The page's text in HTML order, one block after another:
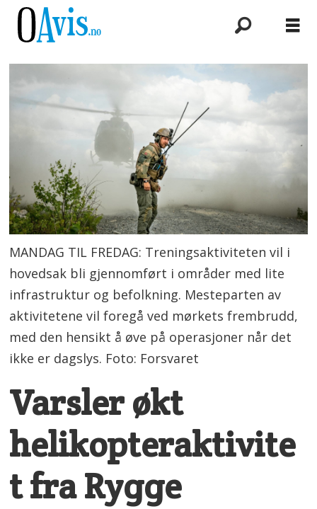
MANDAG TIL FREDAG: Treningsaktiviteten vil i
hovedsak bli gjennomført i områder med lite
infrastruktur og befolkning. Mesteparten av
aktivitetene vil foregå ved mørkets frembrudd,
med den hensikt å øve på operasjoner når det
ikke er dagslys. Foto: Forsvaret
Varsler økt
helikopteraktivite
t fra Rygge